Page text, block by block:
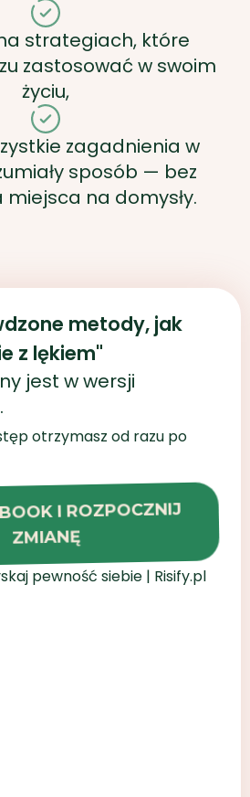
strategiach, które
zastosować w swoim
życiu,
zagadnienia w
sposób — bez
na domysły.
metody, jak
z lękiem"
jest w wersji
otrzymasz od razu po
I ROZPOCZNIJ
ZMIANĘ